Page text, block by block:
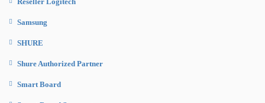
Samsung
SHURE
Shure Authorized Partner
Smart Board